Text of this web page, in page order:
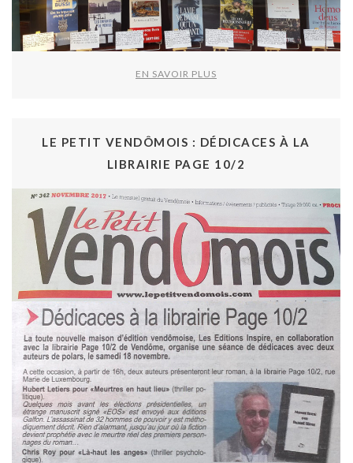
EN SAVOIR PLUS
LE PETIT VENDÔMOIS : DÉDICACES À LA
LIBRAIRIE PAGE 10/2